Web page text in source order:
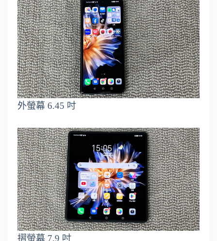
外螢幕 6.45 吋
摺螢幕 7.9 吋